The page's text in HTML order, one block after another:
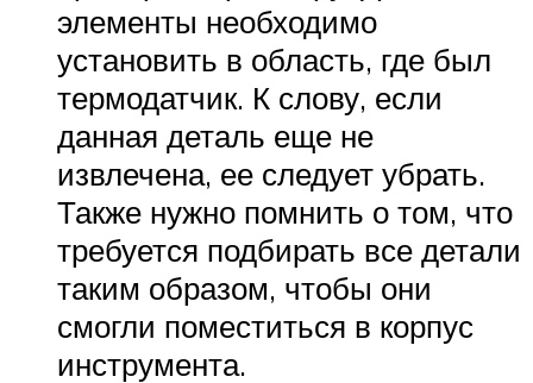
элементы необходимо
установить в область, где был
термодатчик. К слову, если
данная деталь еще не
извлечена, ее следует убрать.
Также нужно помнить о том, что
требуется подбирать все детали
таким образом, чтобы они
смогли поместиться в корпус
инструмента.